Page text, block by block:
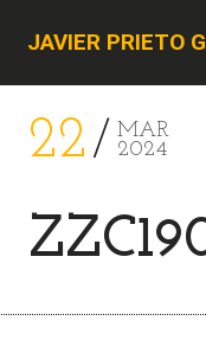
JAVIER PRIETO
22
MAR
2024